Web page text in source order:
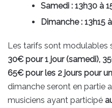
Samedi : 13h30 à
Dimanche : 13h15
Les tarifs sont modulables
30€ pour 1 jour (samedi),
65€ pour les 2 jours pour
dimanche seront en partie
musiciens ayant participé